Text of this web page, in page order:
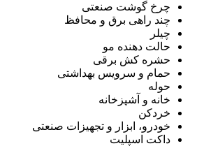
چرخ گوشت صنعتی
چند راهی برق و محافظ
چیلر
حالت دهنده مو
حشره کش برقی
حمام و سرویس بهداشتی
حوله
خانه و آشپزخانه
خردکن
خودرو، ابزار و تجهیزات صنعتی
داکت اسپلیت